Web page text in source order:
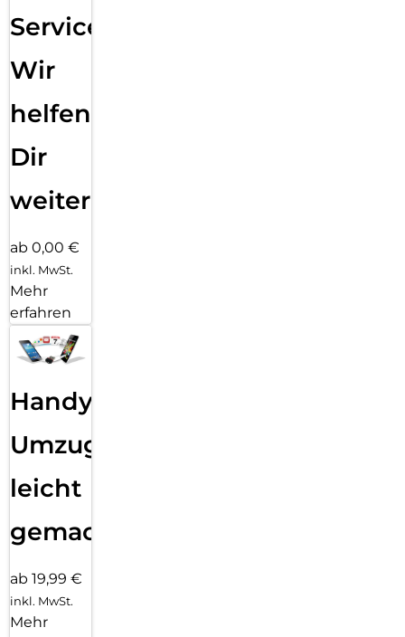
Service:
Wir
helfen
Dir
weiter
ab 0,00 €
inkl. MwSt.
Mehr
erfahren
Handy
Umzug
leicht
gemacht!
ab 19,99 €
inkl. MwSt.
Mehr